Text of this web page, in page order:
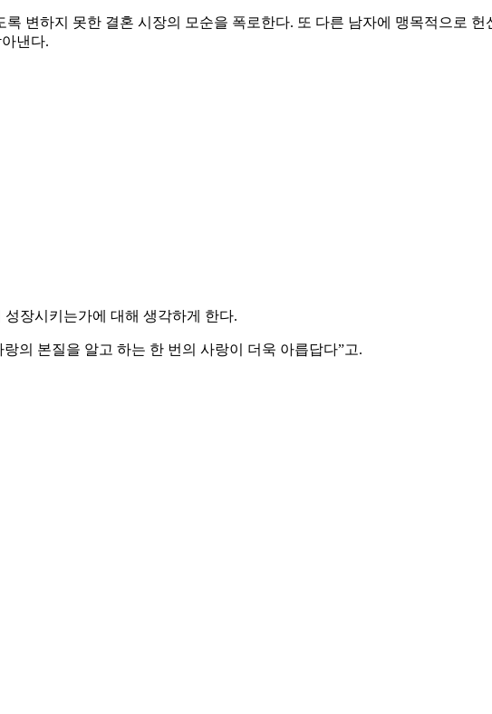
변하지 못한 결혼 시장의 모순을 폭로한다. 또 다른 남자에 맹목적으로 헌
낸다.
장시키는가에 대해 생각하게 한다.
의 본질을 알고 하는 한 번의 사랑이 더욱 아릅답다”고.